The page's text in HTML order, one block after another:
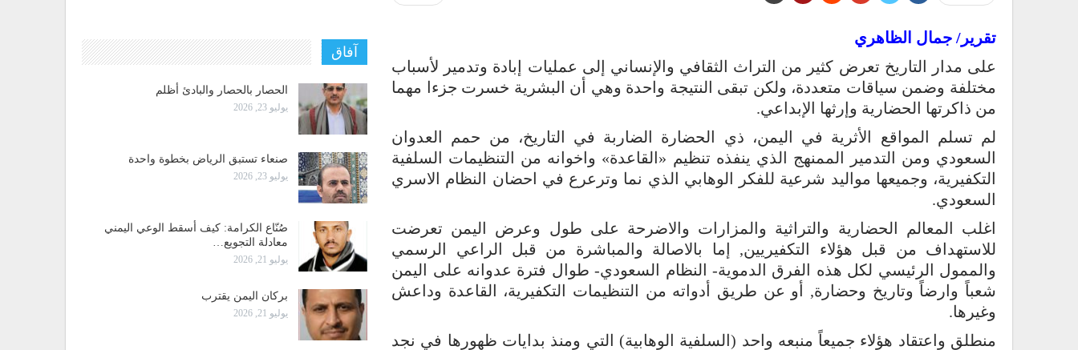
تقرير/ جمال الظاهري
على مدار التاريخ تعرض كثير من التراث الثقافي والإنساني إلى عمليات إبادة وتدمير لأسباب
مختلفة وضمن سياقات متعددة، ولكن تبقى النتيجة واحدة وهي أن البشرية خسرت جزءا مهما
من ذاكرتها الحضارية وإرثها الإبداعي.
لم تسلم المواقع الأثرية في اليمن، ذي الحضارة الضاربة في التاريخ، من حمم العدوان
السعودي ومن التدمير الممنهج الذي ينفذه تنظيم «القاعدة» واخوانه من التنظيمات السلفية
التكفيرية، وجميعها مواليد شرعية للفكر الوهابي الذي نما وترعرع في احضان النظام الاسري
السعودي.
اغلب المعالم الحضارية والتراثية والمزارات والاضرحة على طول وعرض اليمن تعرضت
للاستهداف من قبل هؤلاء التكفيريين, إما بالاصالة والمباشرة من قبل الراعي الرسمي
والممول الرئيسي لكل هذه الفرق الدموية- النظام السعودي- طوال فترة عدوانه على اليمن
شعباً وارضاً وتاريخ وحضارة, أو عن طريق أدواته من التنظيمات التكفيرية، القاعدة وداعش
وغيرها.
منطلق واعتقاد هؤلاء جميعاً منبعه واحد (السلفية الوهابية) التي ومنذ بدايات ظهورها في نجد
آفاق
الحصار بالحصار والبادئ أظلم
يوليو 23, 2026
صنعاء تستبق الرياض بخطوة واحدة
يوليو 23, 2026
صُنّاع الكرامة: كيف أسقط الوعي اليمني
معادلة التجويع…
يوليو 21, 2026
بركان اليمن يقترب
يوليو 21, 2026